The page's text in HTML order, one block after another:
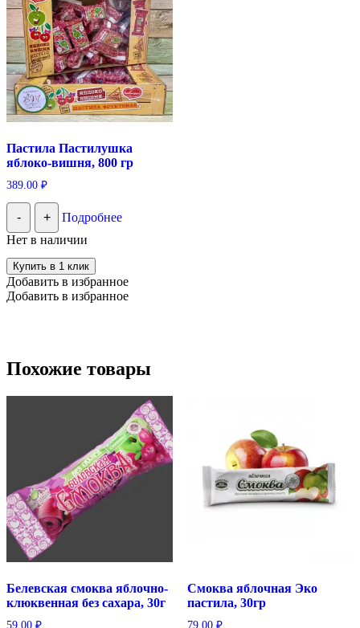
Пастила Пастилушка
яблоко-вишня, 800 гр
389.00 ₽
- +
Подробнее
Нет в наличии
Купить в 1 клик
Добавить в избранное
Добавить в избранное
Похожие товары
Белевская смоква яблочно-
клюквенная без сахара, 30г
59.00 ₽
Смоква яблочная Эко
пастила, 30гр
79.00 ₽